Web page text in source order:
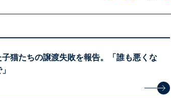
猫たちの譲渡失敗を報告。「誰も悪くな